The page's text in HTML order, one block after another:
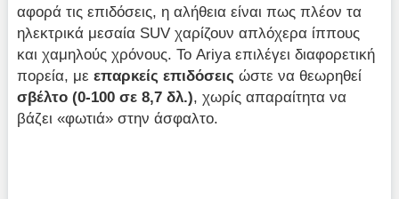
αφορά τις επιδόσεις, η αλήθεια είναι πως πλέον τα
ηλεκτρικά μεσαία SUV χαρίζουν απλόχερα ίππους
και χαμηλούς χρόνους. Το Ariya επιλέγει διαφορετική
πορεία, μεεπαρκείς επιδόσεις ώστε να θεωρηθεί
σβέλτο (0-100 σε 8,7 δλ.), χωρίς απαραίτητα να
βάζει «φωτιά» στην άσφαλτο.